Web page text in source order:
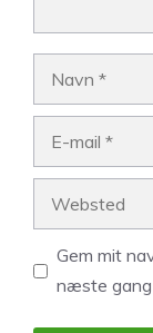
Gem mit
næste gang